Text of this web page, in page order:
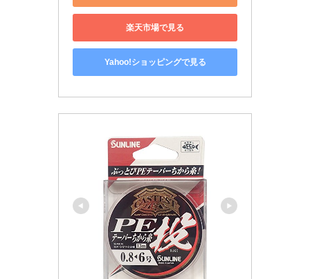
楽天市場で見る
Yahoo!ショッピングで見る